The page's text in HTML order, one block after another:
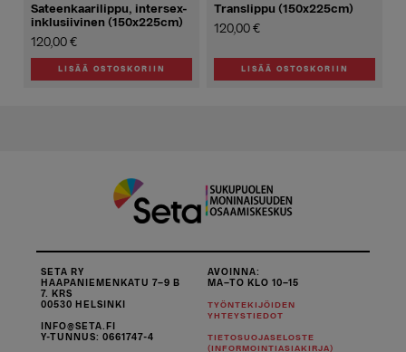
Sateenkaarilippu, intersex-
inklusiivinen (150x225cm)
120,00€
LISÄÄ OSTOSKORIIN
Translippu (150x225cm)
120,00€
LISÄÄ OSTOSKORIIN
SETA RY
HAAPANIEMENKATU 7–9 B
7. KRS
00530 HELSINKI
INFO@SETA.FI
Y-TUNNUS: 0661747-4
AVOINNA:
MA–TO KLO 10–15
TYÖNTEKIJÖIDEN
YHTEYSTIEDOT
TIETOSUOJASELOSTE
(INFORMOINTIASIAKIRJA)